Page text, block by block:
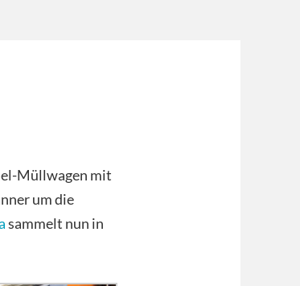
Müllwagen mit
um die
sammelt nun in